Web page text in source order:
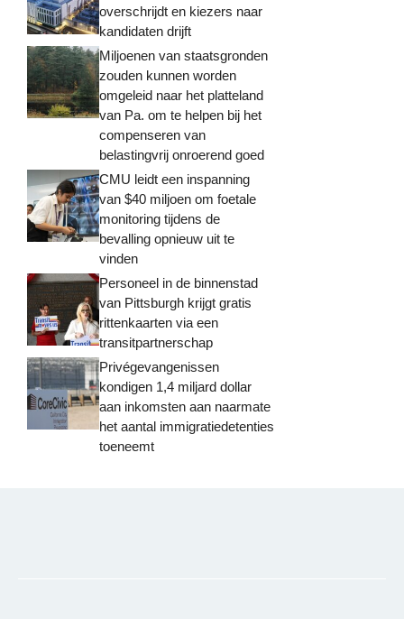
overschrijdt en kiezers naar
kandidaten drijft
Miljoenen van staatsgronden
zouden kunnen worden
omgeleid naar het platteland
van Pa. om te helpen bij het
compenseren van
belastingvrij onroerend goed
CMU leidt een inspanning
van $40 miljoen om foetale
monitoring tijdens de
bevalling opnieuw uit te
vinden
Personeel in de binnenstad
van Pittsburgh krijgt gratis
rittenkaarten via een
transitpartnerschap
Privégevangenissen
kondigen 1,4 miljard dollar
aan inkomsten aan naarmate
het aantal immigratiedetenties
toeneemt